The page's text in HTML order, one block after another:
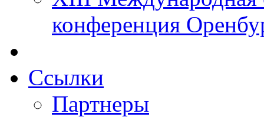
конференция
Ссылки
Партнеры